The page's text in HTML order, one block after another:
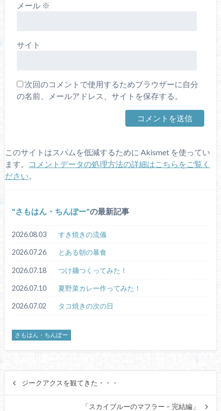
メール ※
サイト
次回のコメントで使用するためブラウザーに自分
の名前、メールアドレス、サイトを保存する。
このサイトはスパムを低減するために Akismet を使ってい
ます。
コメントデータの処理方法の詳細はこちらをご覧く
ださい。
さもはん・ちんぽー の最新記事
2026.08.03 すき焼きの流儀
2026.07.26 とある朝の暴食
2026.07.18 つけ麺つくってみた！
2026.07.10 夏野菜カレー作ってみた！
2026.07.02 タコ焼きの次の日
さもはん・ちんぽー
ジークアクスを観てきた・・・
「スカイブルーのマフラー – 完結編」